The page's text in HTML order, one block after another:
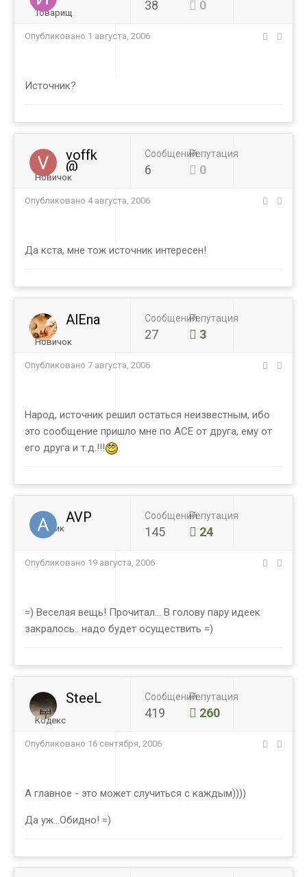
Товарищ
38 0
Опубликовано 1 августа, 2006
Источник?
voffk
@
Новичок
Сообщений
6
Репутация
0
Опубликовано 4 августа, 2006
Да кста, мне тож источник интересен!
AlEna
Новичок
Сообщений
27
Репутация
3
Опубликовано 7 августа, 2006
Народ, источник решил остаться неизвестным, ибо
это сообщение пришло мне по АСЕ от друга, ему от
его друга и т.д.!!!
AVP
Ученик
Сообщений
145
Репутация
24
Опубликовано 19 августа, 2006
=) Веселая вещь! Прочитал... В голову пару идеек
закралось.. надо будет осуществить =)
SteeL
Кодекс
Сообщений
419
Репутация
260
Опубликовано 16 сентября, 2006
А главное - это может случиться с каждым))))
Да уж...Обидно! =)